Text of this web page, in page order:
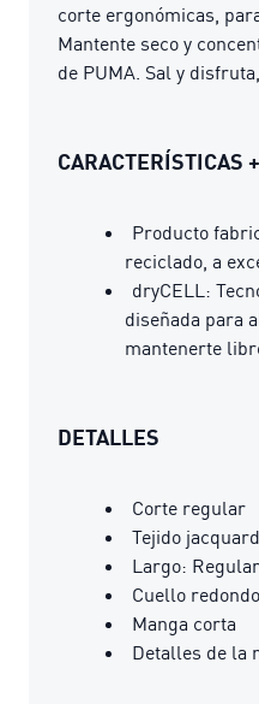
corte ergonómicas,
Mantente seco y
de PUMA. Sal y
CARACTERÍSTICAS
Producto
reciclado, a
dryCELL:
diseñada para
mantenerte
DETALLES
Corte regular
Tejido
Largo: Regular
Cuello redondo
Manga corta
Detalles de la